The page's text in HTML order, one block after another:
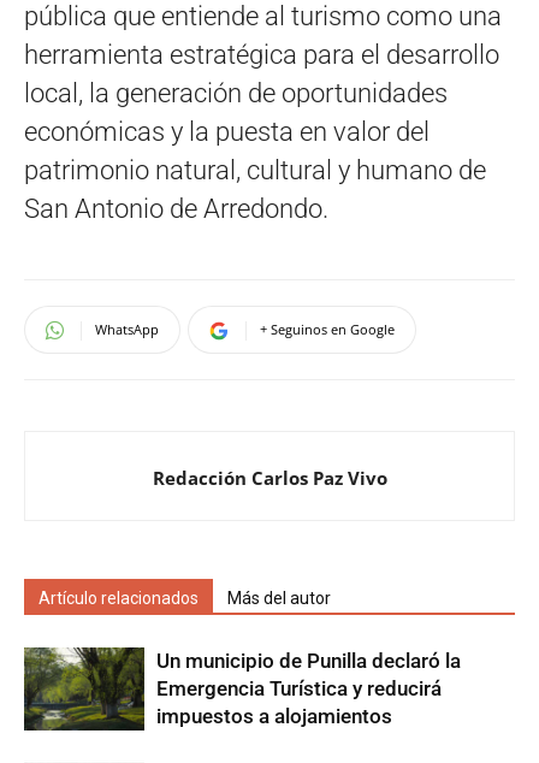
pública que entiende al turismo como una
herramienta estratégica para el desarrollo
local, la generación de oportunidades
económicas y la puesta en valor del
patrimonio natural, cultural y humano de
San Antonio de Arredondo.
WhatsApp + Seguinos en Google
Redacción Carlos Paz Vivo
Artículo relacionados Más del autor
Un municipio de Punilla declaró la
Emergencia Turística y reducirá
impuestos a alojamientos